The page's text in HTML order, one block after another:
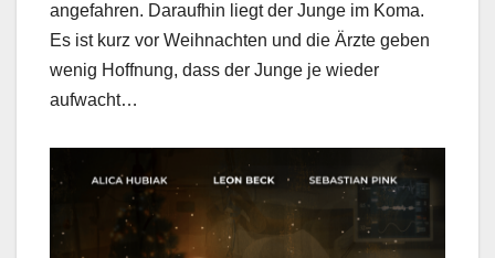
angefahren. Daraufhin liegt der Junge im Koma.
Es ist kurz vor Weihnachten und die Ärzte geben
wenig Hoffnung, dass der Junge je wieder
aufwacht…